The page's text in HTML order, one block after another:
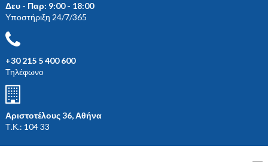
Δευ - Παρ: 9:00 - 18:00
Υποστήριξη 24/7/365
+30 215 5 400 600
Τηλέφωνο
Αριστοτέλους 36, Αθήνα
Τ.Κ.: 104 33